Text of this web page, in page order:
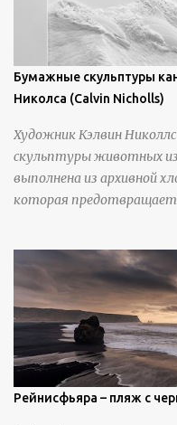
Бумажные скульптуры
Николса (Calvin Nicholls)
Художник Кэлвин
скульптуры животных
выполнена из архивной
которая
инструменты для
вылепить каждую
https://calvinnicholls.com/
Рейнисфьяра – пляж с